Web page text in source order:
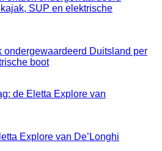
ondergewaardeerd Duitsland per
boot
Explore van De’Longhi